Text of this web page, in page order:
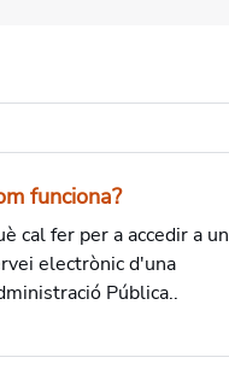
funciona?
cal fer per a accedir a un
electrònic d'una
Pública..